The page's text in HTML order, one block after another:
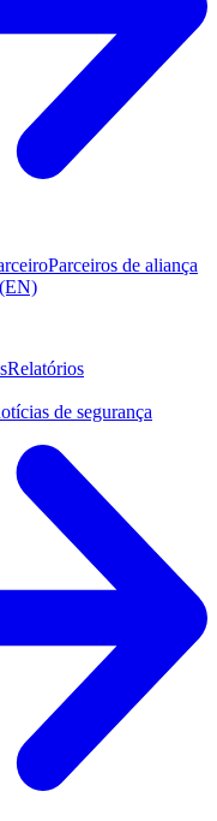
Parceiros de aliança
Relatórios
de segurança